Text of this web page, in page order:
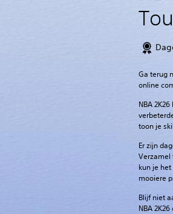
Ga terug
online
NBA
toon je
Er zijn
Verzamel
kun je
mooiere
Blijf niet
NBA